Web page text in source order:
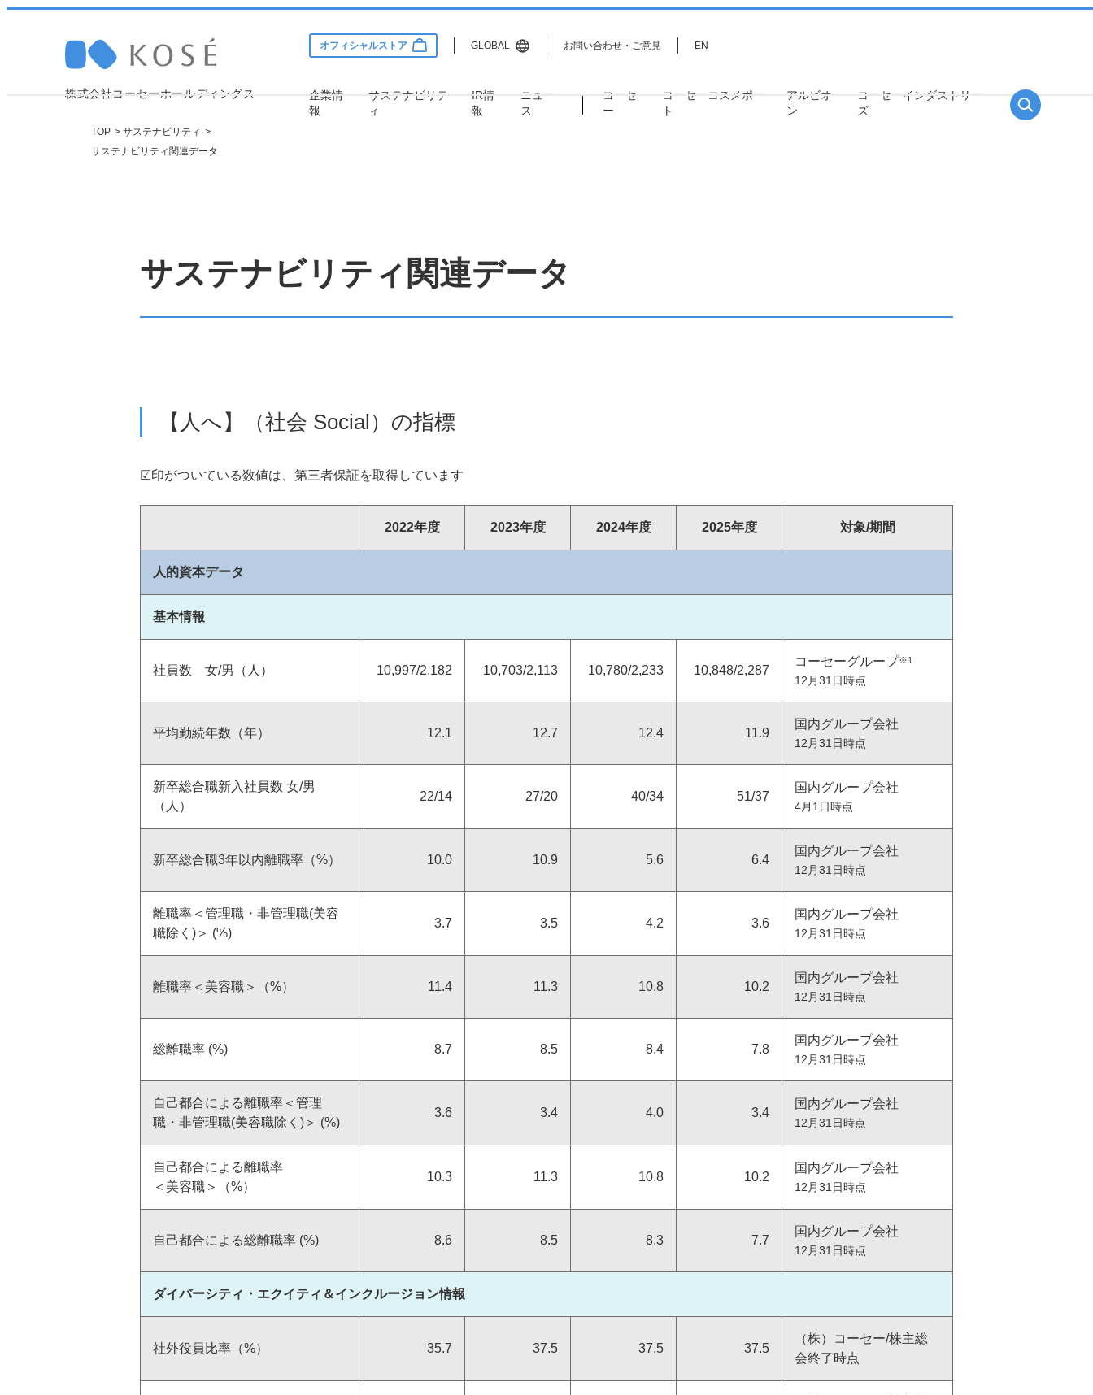
株式会社コーセーホールディングス
オフィシャルストア GLOBAL お問い合わせ・ご意見 EN
企業情
報
Company Information
トップメッセージ 企業理念
コーポレートガバナンス 沿革
サステナビリテ
ィ
Sustainability
トップメッセージ
サステナビリティ方針・推進
体制
アダプタビリティ
ダイバーシティ・エクイティ
＆インクルージョン（DE&I）
地域社会とともに スポーツ・芸術支援活動 地球環境のために
水と向き合う取り組み：Water,
気候変動への対応
低炭素移行計画
資源循環に向けた対応
生物多様性に向けた対応
商品における取り組み
化粧品コーナー・営業・オフィス
における取り組み
サプライチェーンマネジメン
ト
人権デュー・ディリジェンス
人権尊重の取り組み
IR情
報
Investor Relations
IRニュース 経営情報
IRライブラリー
有価証券報告書
株主通信
個人投資家説明会
IRカレンダー IRメール配信 よくある質問
法定公告
ニュー
ス
コーセ
ー
コーセー
コスメポー
ト
アルビオ
ン
コーセー インダストリー
ズ
TOP
サステナビリティ
サステナビリティ関連データ
サステナビリティ関連データ
【人へ】（社会 Social）の指標
☑印がついている数値は、第三者保証を取得しています
2022年度 2023年度 2024年度 2025年度 対象/期間
人的資本データ
基本情報
社員数 女/男（人） 10,997/2,182 10,703/2,113 10,780/2,233 10,848/2,287
コーセーグループ※1
12月31日時点
平均勤続年数（年） 12.1 12.7 12.4 11.9
国内グループ会社
12月31日時点
新卒総合職新入社員数 女/男
（人）
22/14 27/20 40/34 51/37
国内グループ会社
4月1日時点
新卒総合職3年以内離職率（%） 10.0 10.9 5.6 6.4
国内グループ会社
12月31日時点
離職率＜管理職・非管理職(美容
職除く)＞ (%)
3.7 3.5 4.2 3.6
国内グループ会社
12月31日時点
離職率＜美容職＞（%） 11.4 11.3 10.8 10.2
国内グループ会社
12月31日時点
総離職率 (%) 8.7 8.5 8.4 7.8
国内グループ会社
12月31日時点
自己都合による離職率＜管理
職・非管理職(美容職除く)＞ (%)
3.6 3.4 4.0 3.4
国内グループ会社
12月31日時点
自己都合による離職率
＜美容職＞（%）
10.3 11.3 10.8 10.2
国内グループ会社
12月31日時点
自己都合による総離職率 (%) 8.6 8.5 8.3 7.7
国内グループ会社
12月31日時点
ダイバーシティ・エクイティ＆インクルージョン情報
社外役員比率（%） 35.7 37.5 37.5 37.5
（株）コーセー/株主総
会終了時点